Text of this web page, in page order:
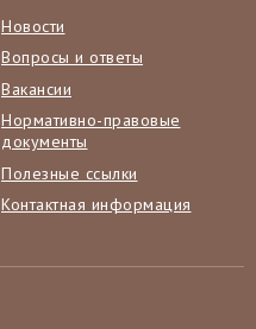
Новости
Вопросы и ответы
Вакансии
Нормативно-правовые
документы
Полезные ссылки
Контактная информация